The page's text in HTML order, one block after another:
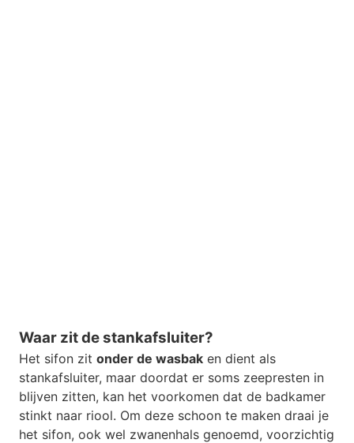
Waar zit de stankafsluiter?
Het sifon zit onder de wasbak en dient als
stankafsluiter, maar doordat er soms zeepresten in
blijven zitten, kan het voorkomen dat de badkamer
stinkt naar riool. Om deze schoon te maken draai je
het sifon, ook wel zwanenhals genoemd, voorzichtig